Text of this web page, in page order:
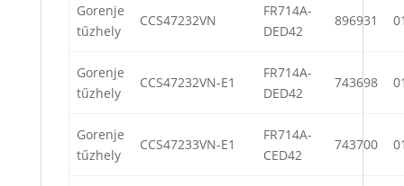
Gorenje
tűzhely
CCS47232VN
FR714A-
DED42
896931
Gorenje
tűzhely
CCS47232VN-E1
FR714A-
DED42
743698
Gorenje
tűzhely
CCS47233VN-E1
FR714A-
CED42
743700